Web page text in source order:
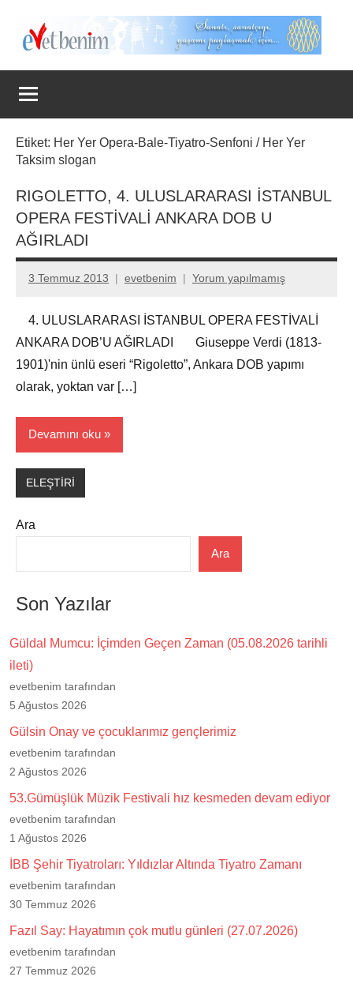
Evet
Benim
Etiket: Her Yer Opera-Bale-Tiyatro-Senfoni / Her Yer
Taksim slogan
RIGOLETTO, 4. ULUSLARARASI İSTANBUL
OPERA FESTİVALİ ANKARA DOB U
AĞIRLADI
3 Temmuz 2013 evetbenim Yorum yapılmamış
4. ULUSLARARASI İSTANBUL OPERA FESTİVALİ
ANKARA DOB’U AĞIRLADI Giuseppe Verdi (1813-
1901)'nin ünlü eseri “Rigoletto”, Ankara DOB yapımı
olarak, yoktan var […]
Devamını oku
ELEŞTİRİ
Ara
Ara
Son Yazılar
Güldal Mumcu: İçimden Geçen Zaman (05.08.2026 tarihli
ileti)
evetbenim tarafından
5 Ağustos 2026
Gülsin Onay ve çocuklarımız gençlerimiz
evetbenim tarafından
2 Ağustos 2026
53.Gümüşlük Müzik Festivali hız kesmeden devam ediyor
evetbenim tarafından
1 Ağustos 2026
İBB Şehir Tiyatroları: Yıldızlar Altında Tiyatro Zamanı
evetbenim tarafından
30 Temmuz 2026
Fazıl Say: Hayatımın çok mutlu günleri (27.07.2026)
evetbenim tarafından
27 Temmuz 2026